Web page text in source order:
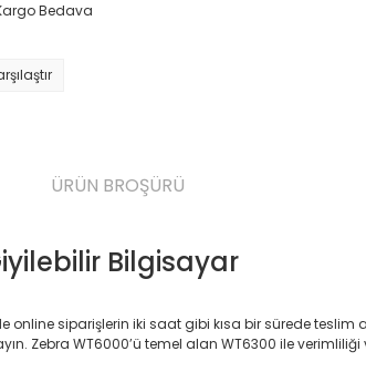
Bedava
ÜRÜN BROŞÜRÜ
Bilgisayar
siparişlerin iki saat gibi kısa bir sürede teslim
Zebra WT6000’ü temel alan WT6300 ile verimliliği